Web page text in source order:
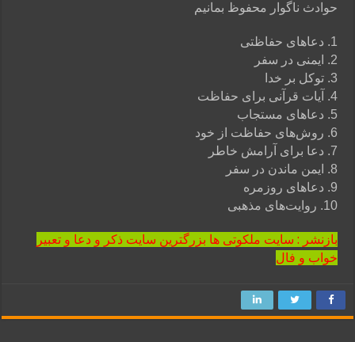
حوادث ناگوار محفوظ بمانیم
1. دعاهای حفاظتی
2. ایمنی در سفر
3. توکل بر خدا
4. آیات قرآنی برای حفاظت
5. دعاهای مستجاب
6. روش‌های حفاظت از خود
7. دعا برای آرامش خاطر
8. ایمن ماندن در سفر
9. دعاهای روزمره
10. روایت‌های مذهبی
بازنشر : سایت ملکوتی ها بزرگترین سایت ذکر و دعا و تعبیر
خواب و فال